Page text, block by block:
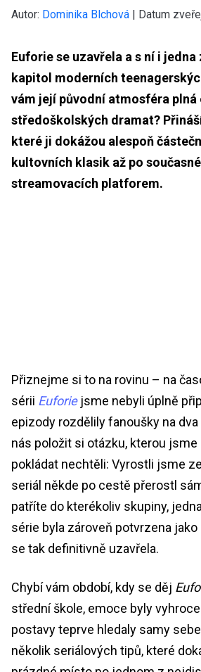
Autor: Dominika Blchová | Datum
Euforie se uzavřela a s ní i
kapitol moderních
vám její původní atmosféra plná
středoškolských dramat?
které ji dokážou alespoň
kultovních klasik až po
streamovacích platforem.
Přiznejme si to na rovinu – na
sérii Euforiejsme nebyli úplně
epizody rozdělily fanoušky na
nás položit si otázku, kterou jsme
pokládat nechtěli: Vyrostli jsme
seriál někde po cestě přerostl
patříte do kterékoliv skupiny,
série byla zároveň potvrzena jako
se tak definitivně uzavřela.
Chybí vám období, kdy se děj
střední škole, emoce byly
postavy teprve hledaly samy
několik seriálových tipů, které